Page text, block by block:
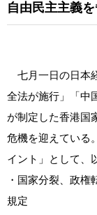
自由民主主義
七月一日の日本
全法が施行」「中
が制定した香港国
危機を迎えている
イント」として、
・国家分裂、政権
規定